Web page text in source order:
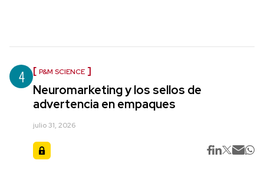
4 P&M SCIENCE
Neuromarketing y los sellos de
advertencia en empaques
julio 31, 2026